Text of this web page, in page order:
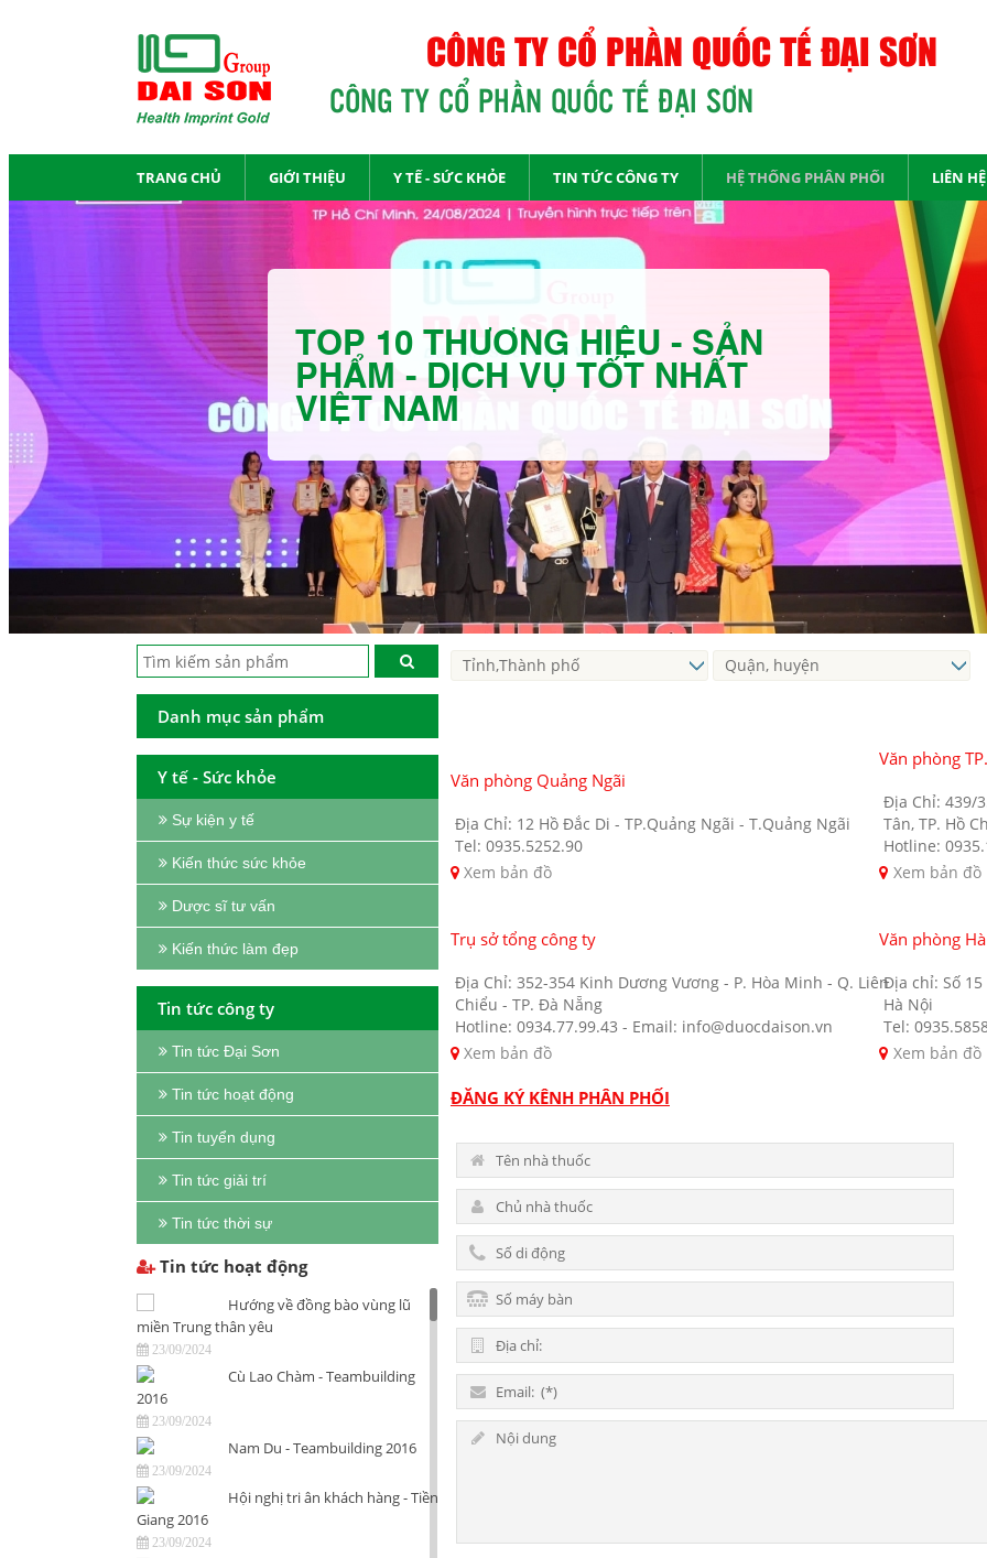
CÔNG TY CỔ PHẦN QUỐC TẾ ĐẠI SƠN
CÔNG TY CỔ PHẦN QUỐC TẾ ĐẠI SƠN
TRANG CHỦ GIỚI THIỆU Y TẾ - SỨC KHỎE TIN TỨC CÔNG TY HỆ THỐNG PHÂN PHỐI LIÊN HỆ
TOP 10 THƯƠNG HIỆU - SẢN
PHẨM - DỊCH VỤ TỐT NHẤT
VIỆT NAM
Văn phòng Quảng Ngãi
Địa Chỉ: 12 Hồ Đắc Di - TP.Quảng Ngãi - T.Quảng Ngãi
Tel: 0935.5252.90
Xem bản đồ
Văn phòng
Địa Chỉ: 439/
Tân, TP. Hồ
Hotline:
Xem bản đồ
Trụ sở tổng công ty
Địa Chỉ: 352-354 Kinh Dương Vương - P. Hòa Minh - Q. Liên
Chiểu - TP. Đà Nẵng
Hotline: 0934.77.99.43 - Email: info@duocdaison.vn
Xem bản đồ
Văn phòng
Địa chỉ: Số
Hà Nội
Tel:
Xem bản đồ
ĐĂNG KÝ KÊNH PHÂN PHỐI
Danh mục sản phẩm
Y tế - Sức khỏe
Sự kiện y tế
Kiến thức sức khỏe
Dược sĩ tư vấn
Kiến thức làm đẹp
Tin tức công ty
Tin tức Đại Sơn
Tin tức hoạt động
Tin tuyển dụng
Tin tức giải trí
Tin tức thời sự
Tin tức hoạt động
Hướng về đồng bào vùng lũ
miền Trung thân yêu
23/09/2024
Cù Lao Chàm - Teambuilding
2016
23/09/2024
Nam Du - Teambuilding 2016
23/09/2024
Hội nghị tri ân khách hàng - Tiền
Giang 2016
23/09/2024